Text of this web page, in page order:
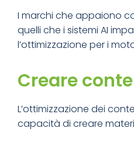
I marchi che appaiono
quelli che i sistemi AI
l’ottimizzazione per i
Creare
L’ottimizzazione dei
capacità di creare